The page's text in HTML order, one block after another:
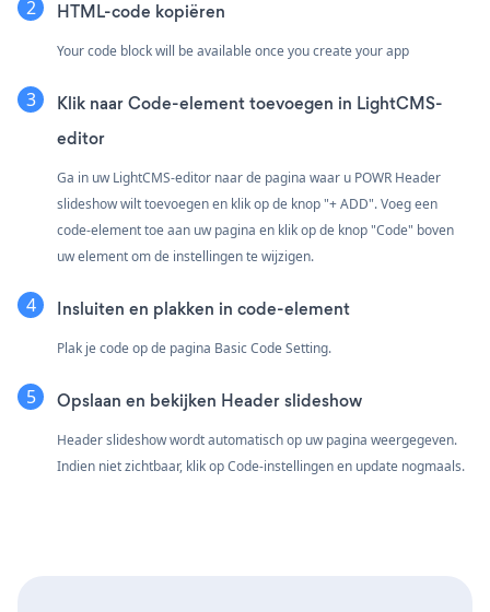
HTML-code kopiëren
Your code block will be available once you create your app
Klik naarCode-element toevoegen in LightCMS-
editor
Ga in uw LightCMS-editor naar de pagina waar u POWR Header
slideshow wilt toevoegen en klik op de knop "+ ADD". Voeg een
code-element toe aan uw pagina en klik op de knop "Code" boven
uw element om de instellingen te wijzigen.
Insluiten en plakken in code-element
Plak je code op de pagina Basic Code Setting.
Opslaan en bekijken Header slideshow
Header slideshow wordt automatisch op uw pagina weergegeven.
Indien niet zichtbaar, klik op Code-instellingen en update nogmaals.